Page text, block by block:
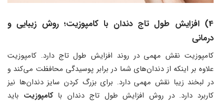
4) افزایش طول تاج دندان با کامپوزیت؛ روش زیبایی و
درمانی
کامپوزیت نقش مهمی در روند افزایش طول تاج دارد. کامپوزیت
علاوه بر اینکه از دندان‌های شما در برابر پوسیدگی محافظت می‌کند و
در لبخند زیبا نقش مهمی دارد. برای بزرگ کردن سایز دندان‌ها نیز
کاربرد دارد. در روش افزایش طول تاج دندان باکامپوزیت باید